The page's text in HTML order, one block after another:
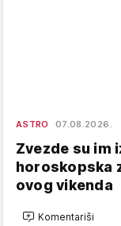
ASTRO 07.08.2026.
Zvezde su im
horoskopska
ovog vikenda
Komentariši